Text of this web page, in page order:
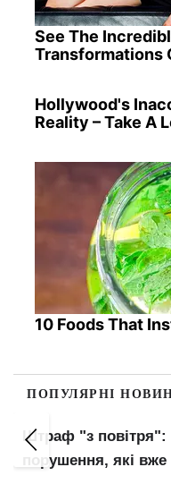
See The
Transformations
Hollywood's
Reality – Take A
10 Foods That
ПОПУЛЯРНІ
Українців
нові правила